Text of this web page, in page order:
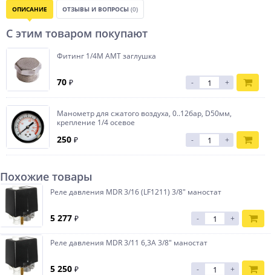
ОПИСАНИЕ ОТЗЫВЫ И ВОПРОСЫ (0)
С этим товаром покупают
Фитинг 1/4M AMT заглушка
70 ₽ - +
Манометр для сжатого воздуха, 0..12бар, D50мм,
крепление 1/4 осевое
250 ₽ - +
Похожие товары
Реле давления MDR 3/16 (LF1211) 3/8" маностат
5 277 ₽ - +
Реле давления MDR 3/11 6,3А 3/8" маностат
5 250 ₽ - +